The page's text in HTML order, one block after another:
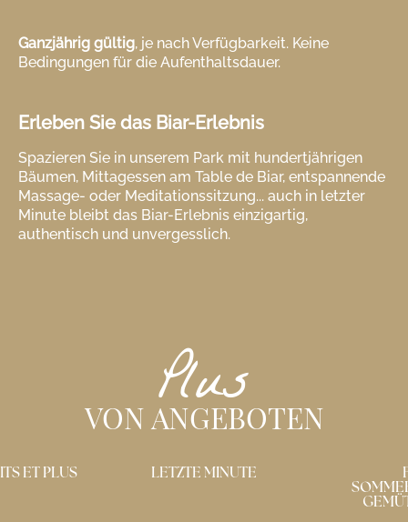
Ganzjährig gültig, je nach Verfügbarkeit. Keine
Bedingungen für die Aufenthaltsdauer.
Erleben Sie das Biar-Erlebnis
Spazieren Sie in unserem Park mit hundertjährigen
Bäumen, Mittagessen am Table de Biar, entspannende
Massage- oder Meditationssitzung... auch in letzter
Minute bleibt das Biar-Erlebnis einzigartig,
authentisch und unvergesslich.
Plus
VON ANGEBOTEN
FAULER